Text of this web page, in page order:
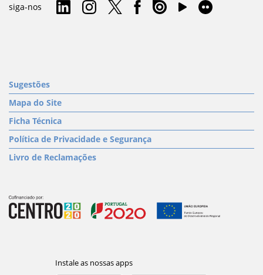
siga-nos
Sugestões
Mapa do Site
Ficha Técnica
Política de Privacidade e Segurança
Livro de Reclamações